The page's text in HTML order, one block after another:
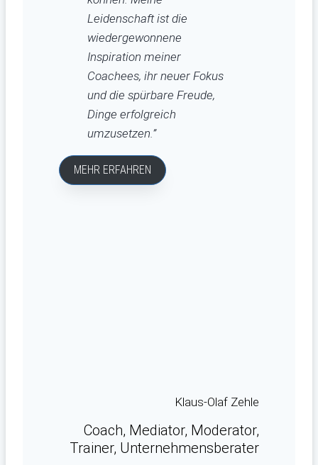
Leidenschaft ist die
wiedergewonnene
Inspiration meiner
Coachees, ihr neuer Fokus
und die spürbare Freude,
Dinge erfolgreich
umzusetzen.”
MEHR ERFAHREN
Klaus-Olaf Zehle
Coach, Mediator, Moderator,
Trainer, Unternehmensberater